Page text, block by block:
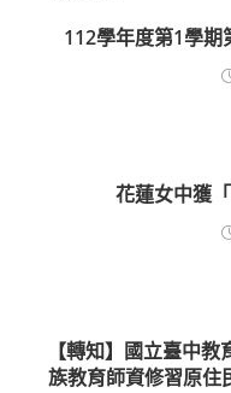
112學年度第1學
花蓮女中獲
【轉知】國立臺中
族教育師資修習原住